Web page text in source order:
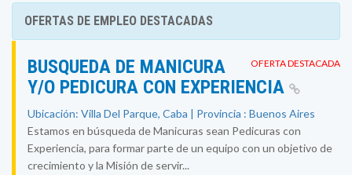
OFERTAS DE EMPLEO DESTACADAS
OFERTA DESTACADA
BUSQUEDA DE MANICURA
Y/O PEDICURA CON EXPERIENCIA
Ubicación: Villa Del Parque, Caba | Provincia : Buenos Aires
Estamos en búsqueda de Manicuras sean Pedicuras con
Experiencia, para formar parte de un equipo con un objetivo de
crecimiento y la Misión de servir...